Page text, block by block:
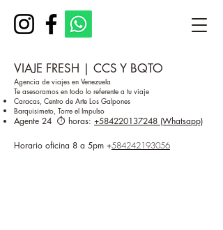
VIAJE FRESH | CCS Y BQTO
Agencia de viajes en Venezuela
Te asesoramos en todo lo referente a tu viaje
Caracas, Centro de Arte Los Galpones
Barquisimeto, Torre el Impulso
Agente 24 ⏱️ horas: +584220137248 (Whatsapp)
Horario oficina 8 a 5pm +584242193056